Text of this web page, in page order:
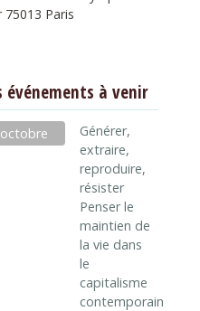
75013 Paris
événements à venir
Générer,
extraire,
reproduire,
résister
Penser le
maintien de
la vie dans
le
capitalisme
contemporain